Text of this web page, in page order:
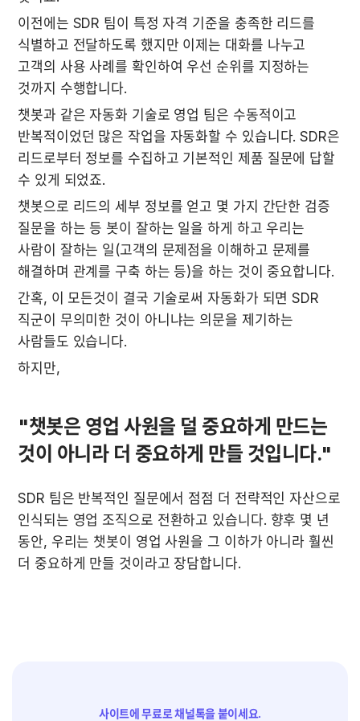
이전에는 SDR 팀이 특정 자격 기준을 충족한 리드를
식별하고 전달하도록 했지만 이제는 대화를 나누고
고객의 사용 사례를 확인하여 우선 순위를 지정하는
것까지 수행합니다.
챗봇과 같은 자동화 기술로 영업 팀은 수동적이고
반복적이었던 많은 작업을 자동화할 수 있습니다. SDR은
리드로부터 정보를 수집하고 기본적인 제품 질문에 답할
수 있게 되었죠.
챗봇으로 리드의 세부 정보를 얻고 몇 가지 간단한 검증
질문을 하는 등 봇이 잘하는 일을 하게 하고 우리는
사람이 잘하는 일(고객의 문제점을 이해하고 문제를
해결하며 관계를 구축 하는 등)을 하는 것이 중요합니다.
간혹, 이 모든것이 결국 기술로써 자동화가 되면 SDR
직군이 무의미한 것이 아니냐는 의문을 제기하는
사람들도 있습니다.
"챗봇은 영업 사원을 덜 중요하게 만드는
것이 아니라 더 중요하게 만들 것입니다."
SDR 팀은 반복적인 질문에서 점점 더 전략적인 자산으로
인식되는 영업 조직으로 전환하고 있습니다. 향후 몇 년
동안, 우리는 챗봇이 영업 사원을 그 이하가 아니라 훨씬
더 중요하게 만들 것이라고 장담합니다.
사이트에 무료로 채널톡을 붙이세요.